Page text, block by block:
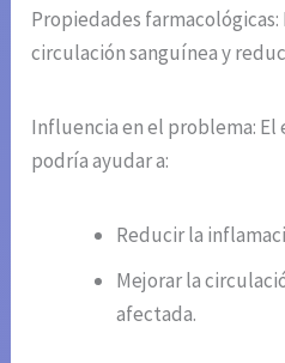
Propiedades
circulación sanguínea y
Influencia en el problema:
podría ayudar a:
Reducir la
Mejorar la
afectada.